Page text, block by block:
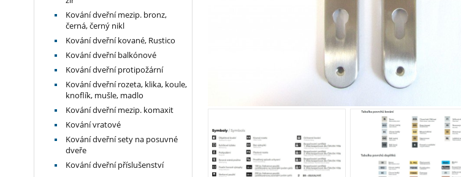
Kování dveřní mezip. bronz,
černá, černý nikl
Kování dveřní kované, Rustico
Kování dveřní balkónové
Kování dveřní protipožární
Kování dveřní rozeta, klika, koule,
knoflík, mušle, madlo
Kování dveřní mezip. komaxit
Kování vratové
Kování dveřní sety na posuvné
dveře
Kování dveřní příslušenství